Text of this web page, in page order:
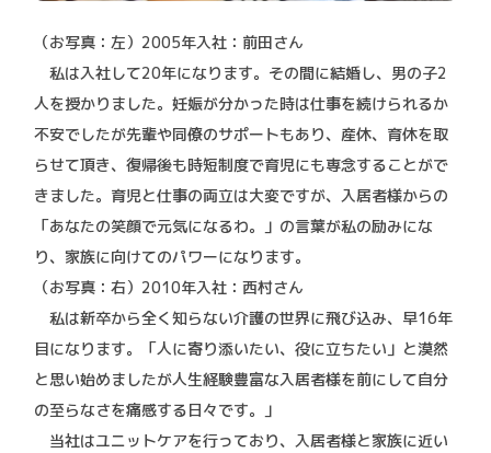
（お写真：左）2005年入社：前田さん
私は入社して20年になります。その間に結婚し、男の子2
人を授かりました。妊娠が分かった時は仕事を続けられるか
不安でしたが先輩や同僚のサポートもあり、産休、育休を取
らせて頂き、復帰後も時短制度で育児にも専念することがで
きました。育児と仕事の両立は大変ですが、入居者様からの
「あなたの笑顔で元気になるわ。」の言葉が私の励みにな
り、家族に向けてのパワーになります。
（お写真：右）2010年入社：西村さん
私は新卒から全く知らない介護の世界に飛び込み、早16年
目になります。「人に寄り添いたい、役に立ちたい」と漠然
と思い始めましたが人生経験豊富な入居者様を前にして自分
の至らなさを痛感する日々です。」
当社はユニットケアを行っており、入居者様と家族に近い